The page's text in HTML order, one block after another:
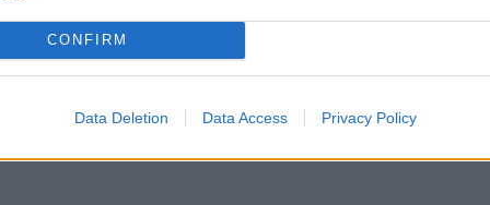
CONFIRM
Data Deletion Data Access Privacy Policy